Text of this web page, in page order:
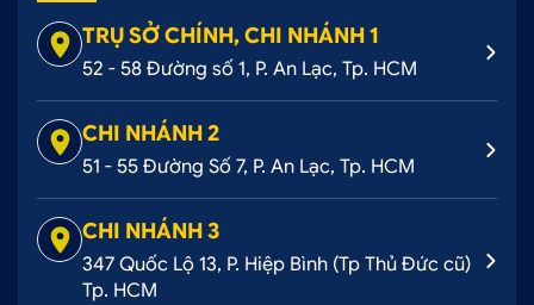
TRỤ SỞ CHÍNH, CHI NHÁNH 1
52 - 58 Đường số 1, P. An Lạc, Tp. HCM
CHI NHÁNH 2
51 - 55 Đường Số 7, P. An Lạc, Tp. HCM
CHI NHÁNH 3
347 Quốc Lộ 13, P. Hiệp Bình (Tp Thủ Đức cũ)
Tp. HCM